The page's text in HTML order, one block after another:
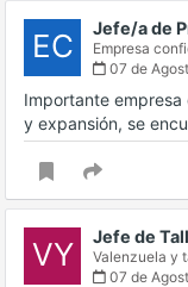
EC Jefe/a de
Empresa
07 de
Importante
y expansión, se
VY Jefe de
Valenzuela y
07 de